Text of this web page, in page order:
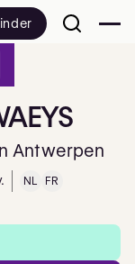
Antwerpen
sur 5 sur
NL
FR